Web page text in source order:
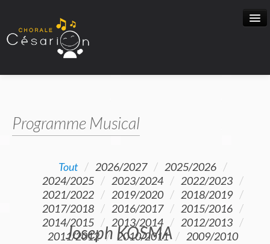
Activités
Programme Musical
Nous Ecouter
Programme Musical
Tout / 2026/2027 / 2025/2026 /
2024/2025 / 2023/2024 / 2022/2023 /
2021/2022 / 2019/2020 / 2018/2019 /
2017/2018 / 2016/2017 / 2015/2016 /
2014/2015 / 2013/2014 / 2012/2013 /
2011/2012 / 2010/2011 / 2009/2010
Joseph KOSMA